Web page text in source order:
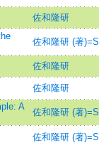
佐和隆研
佐和隆研 (著
佐和隆研
佐和隆研
A
佐和隆研 (著
佐和隆研 (著